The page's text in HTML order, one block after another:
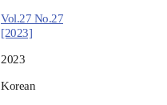
Vol.27 No.27
[2023]
2023
Korean